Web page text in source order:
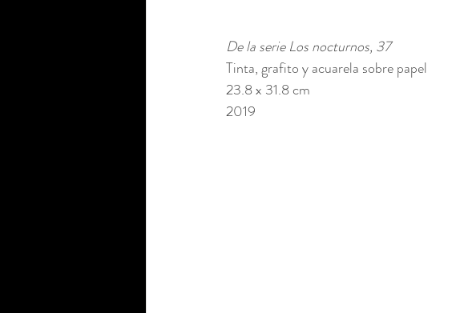
De la serie Los nocturnos, 37
Tinta, grafito y acuarela sobre papel
23.8 x 31.8 cm
2019